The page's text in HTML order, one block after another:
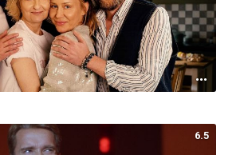
6.5